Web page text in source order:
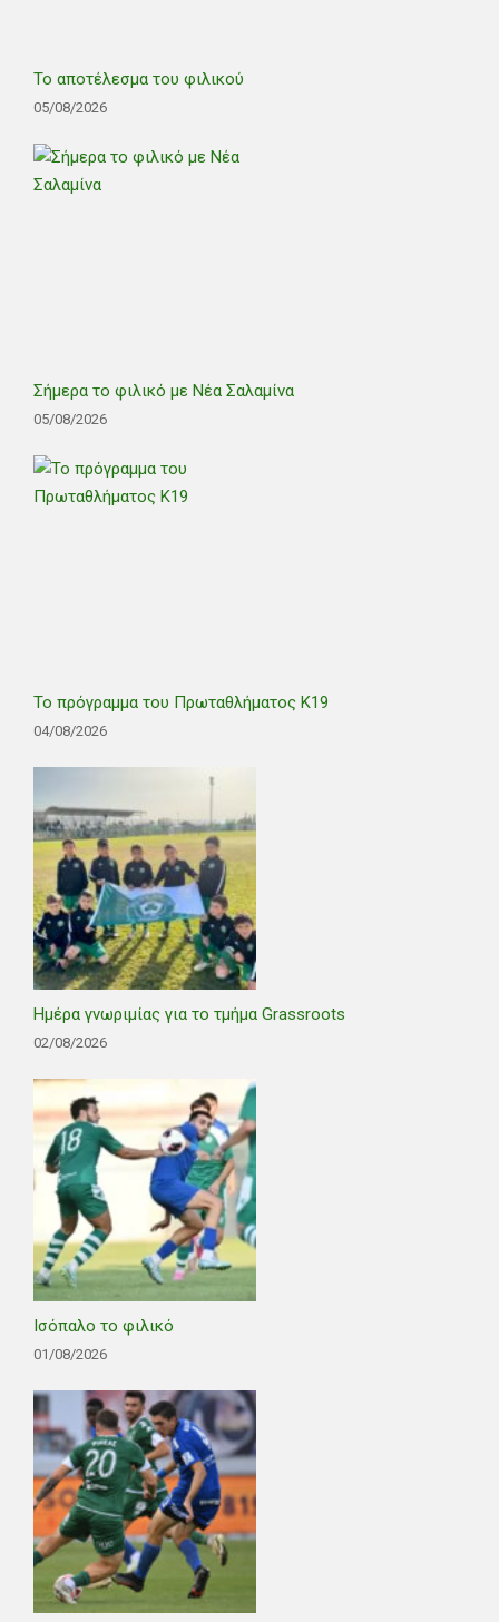
Το αποτέλεσμα του φιλικού
05/08/2026
Σήμερα το φιλικό με Νέα Σαλαμίνα
05/08/2026
Το πρόγραμμα του Πρωταθλήματος Κ19
04/08/2026
Ημέρα γνωριμίας για το τμήμα Grassroots
02/08/2026
Ισόπαλο το φιλικό
01/08/2026